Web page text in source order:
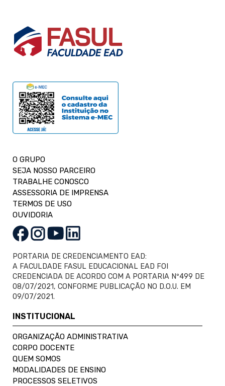
O GRUPO
SEJA NOSSO PARCEIRO
TRABALHE CONOSCO
ASSESSORIA DE IMPRENSA
TERMOS DE USO
OUVIDORIA
PORTARIA DE CREDENCIAMENTO EAD:
A FACULDADE FASUL EDUCACIONAL EAD FOI
CREDENCIADA DE ACORDO COM A PORTARIA Nº499 DE
08/07/2021, CONFORME PUBLICAÇÃO NO D.O.U. EM
09/07/2021.
INSTITUCIONAL
ORGANIZAÇÃO ADMINISTRATIVA
CORPO DOCENTE
QUEM SOMOS
MODALIDADES DE ENSINO
PROCESSOS SELETIVOS